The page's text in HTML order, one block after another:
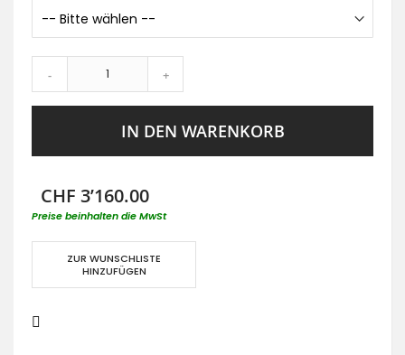
- +
IN DEN WARENKORB
CHF 3’160.00
Preise beinhalten die MwSt
ZUR WUNSCHLISTE
HINZUFÜGEN